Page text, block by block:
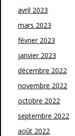
avril 2023
mars 2023
février 2023
janvier 2023
décembre 2022
novembre 2022
octobre 2022
septembre 2022
août 2022